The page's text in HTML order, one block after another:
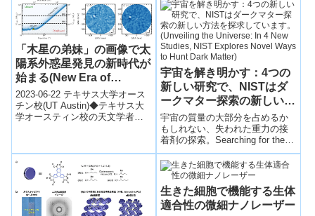
宇宙空間に放出されたと考えら
れている。
「木星の弟妹」の画像で太
陽系外惑星発見の新時代が
始まる(New Era of
Exoplanet Discovery
Begins with Images of
‘Jupiter’s Younger
2023-06-22 テキサス大学オース
チン校(UT Austin)◆テキサス大
学オースティン校の天文学者チ
宇宙を解き明かす：4つの
新しい研究で、NISTはダ
ークマター探索の新しい方
法を探求しています。
(Unveiling the Universe:
In 4 New Studies, NIST
Explores Novel Ways to
Hunt Dark Matter)
宇宙の質量の大部分を占めるか
もしれない、失われた重力の接
着剤の探索。Searching for the
missing gravitational glue t...
生きた細胞で機能する生体
適合性の微細ナノレーザー